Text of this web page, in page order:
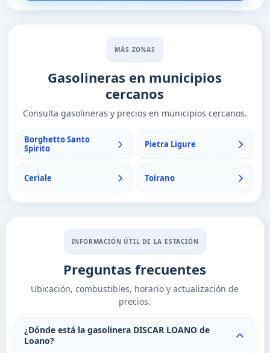
MÁS ZONAS
Gasolineras en municipios
cercanos
Consulta gasolineras y precios en municipios cercanos.
Borghetto Santo
Spirito
Pietra Ligure
Ceriale Toirano
INFORMACIÓN ÚTIL DE LA ESTACIÓN
Preguntas frecuentes
Ubicación, combustibles, horario y actualización de
precios.
¿Dónde está la gasolinera DISCAR LOANO de
Loano?